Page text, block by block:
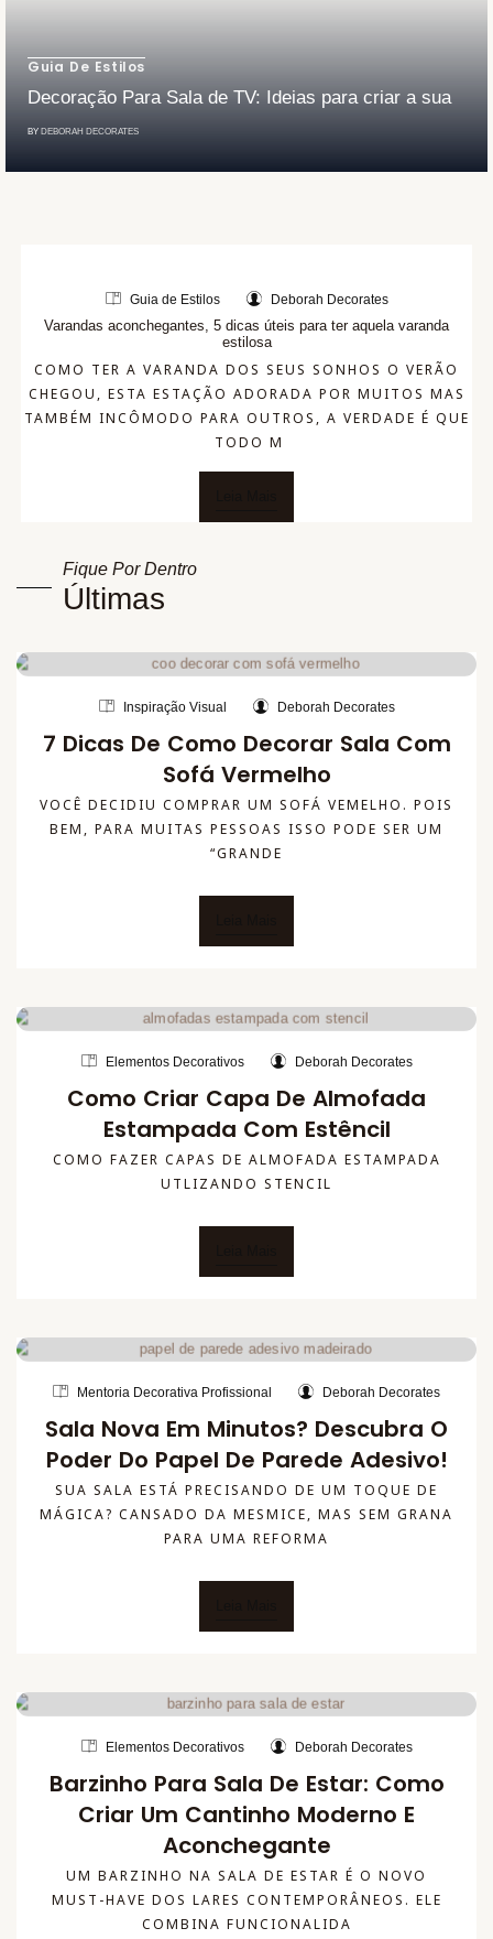
Guia De Estilos
Decoração Para Sala de TV: Ideias para criar a sua
BY DEBORAH DECORATES
Guia de Estilos Deborah Decorates
Varandas aconchegantes, 5 dicas úteis para ter aquela varanda
estilosa
COMO TER A VARANDA DOS SEUS SONHOS O VERÃO
CHEGOU, ESTA ESTAÇÃO ADORADA POR MUITOS MAS
TAMBÉM INCÔMODO PARA OUTROS, A VERDADE É QUE
TODO M
Fique Por Dentro
Últimas
Inspiração Visual Deborah Decorates
7 Dicas De Como Decorar Sala Com
Sofá Vermelho
VOCÊ DECIDIU COMPRAR UM SOFÁ VEMELHO. POIS
BEM, PARA MUITAS PESSOAS ISSO PODE SER UM
“GRANDE
Elementos Decorativos Deborah Decorates
Como Criar Capa De Almofada
Estampada Com Estêncil
COMO FAZER CAPAS DE ALMOFADA ESTAMPADA
UTLIZANDO STENCIL
Mentoria Decorativa Profissional Deborah Decorates
Sala Nova Em Minutos? Descubra O
Poder Do Papel De Parede Adesivo!
SUA SALA ESTÁ PRECISANDO DE UM TOQUE DE
MÁGICA? CANSADO DA MESMICE, MAS SEM GRANA
PARA UMA REFORMA
Elementos Decorativos Deborah Decorates
Barzinho Para Sala De Estar: Como
Criar Um Cantinho Moderno E
Aconchegante
UM BARZINHO NA SALA DE ESTAR É O NOVO
MUST-HAVE DOS LARES CONTEMPORÂNEOS. ELE
COMBINA FUNCIONALIDA